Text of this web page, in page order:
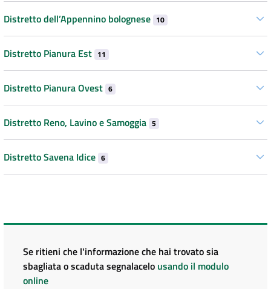
Distretto dell’Appennino bolognese 10
Distretto Pianura Est 11
Distretto Pianura Ovest 6
Distretto Reno, Lavino e Samoggia 5
Distretto Savena Idice 6
Se ritieni che l'informazione che hai trovato sia
sbagliata o scaduta segnalacelo usando il modulo
online